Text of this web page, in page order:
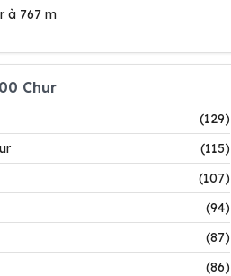
à 767 m
Chur
(129)
(115)
(107)
(94)
(87)
(86)